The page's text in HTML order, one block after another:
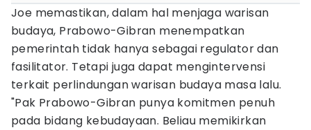
Joe memastikan, dalam hal menjaga warisan
budaya, Prabowo-Gibran menempatkan
pemerintah tidak hanya sebagai regulator dan
fasilitator. Tetapi juga dapat mengintervensi
terkait perlindungan warisan budaya masa lalu.
"Pak Prabowo-Gibran punya komitmen penuh
pada bidang kebudayaan. Beliau memikirkan